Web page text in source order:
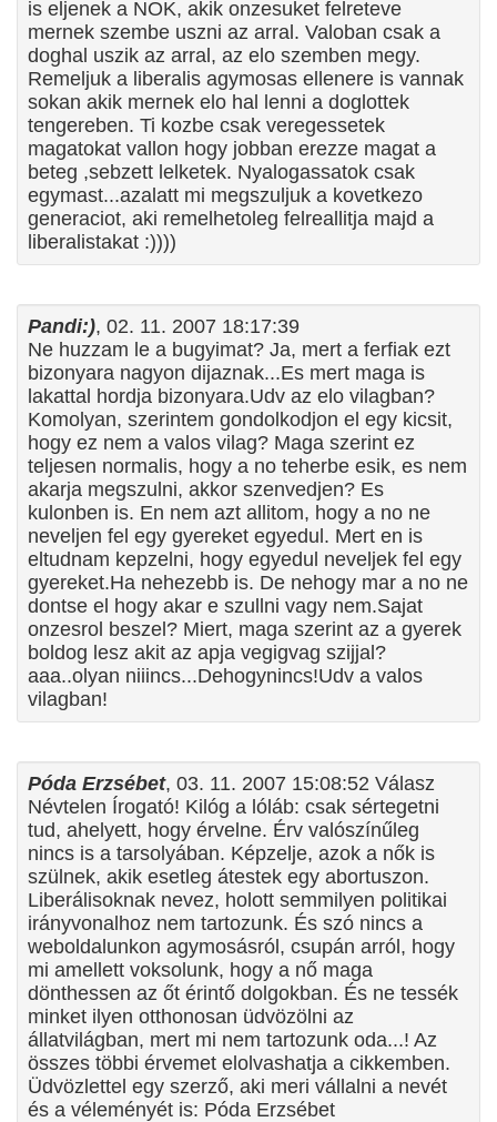
is eljenek a NOK, akik onzesuket felreteve
mernek szembe uszni az arral. Valoban csak a
doghal uszik az arral, az elo szemben megy.
Remeljuk a liberalis agymosas ellenere is vannak
sokan akik mernek elo hal lenni a doglottek
tengereben. Ti kozbe csak veregessetek
magatokat vallon hogy jobban erezze magat a
beteg ,sebzett lelketek. Nyalogassatok csak
egymast...azalatt mi megszuljuk a kovetkezo
generaciot, aki remelhetoleg felreallitja majd a
liberalistakat :))))
Pandi:), 02. 11. 2007 18:17:39
Ne huzzam le a bugyimat? Ja, mert a ferfiak ezt
bizonyara nagyon dijaznak...Es mert maga is
lakattal hordja bizonyara.Udv az elo vilagban?
Komolyan, szerintem gondolkodjon el egy kicsit,
hogy ez nem a valos vilag? Maga szerint ez
teljesen normalis, hogy a no teherbe esik, es nem
akarja megszulni, akkor szenvedjen? Es
kulonben is. En nem azt allitom, hogy a no ne
neveljen fel egy gyereket egyedul. Mert en is
eltudnam kepzelni, hogy egyedul neveljek fel egy
gyereket.Ha nehezebb is. De nehogy mar a no ne
dontse el hogy akar e szullni vagy nem.Sajat
onzesrol beszel? Miert, maga szerint az a gyerek
boldog lesz akit az apja vegigvag szijjal?
aaa..olyan niiincs...Dehogynincs!Udv a valos
vilagban!
Póda Erzsébet, 03. 11. 2007 15:08:52 Válasz
Névtelen Írogató! Kilóg a lóláb: csak sértegetni
tud, ahelyett, hogy érvelne. Érv valószínűleg
nincs is a tarsolyában. Képzelje, azok a nők is
szülnek, akik esetleg átestek egy abortuszon.
Liberálisoknak nevez, holott semmilyen politikai
irányvonalhoz nem tartozunk. És szó nincs a
weboldalunkon agymosásról, csupán arról, hogy
mi amellett voksolunk, hogy a nő maga
dönthessen az őt érintő dolgokban. És ne tessék
minket ilyen otthonosan üdvözölni az
állatvilágban, mert mi nem tartozunk oda...! Az
összes többi érvemet elolvashatja a cikkemben.
Üdvözlettel egy szerző, aki meri vállalni a nevét
és a véleményét is: Póda Erzsébet